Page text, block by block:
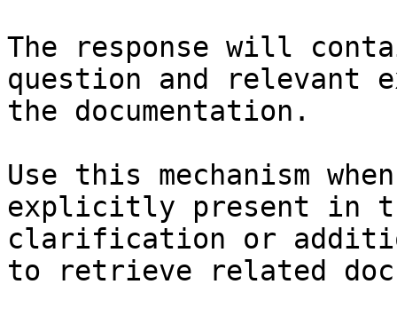
The response will
question and relevant
the documentation.
Use this mechanism
explicitly present in
clarification or